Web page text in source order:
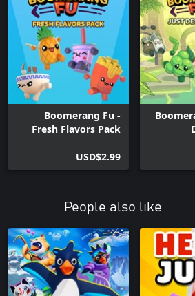
Boomerang Fu -
Fresh Flavors Pack
USD$2.99
People also like